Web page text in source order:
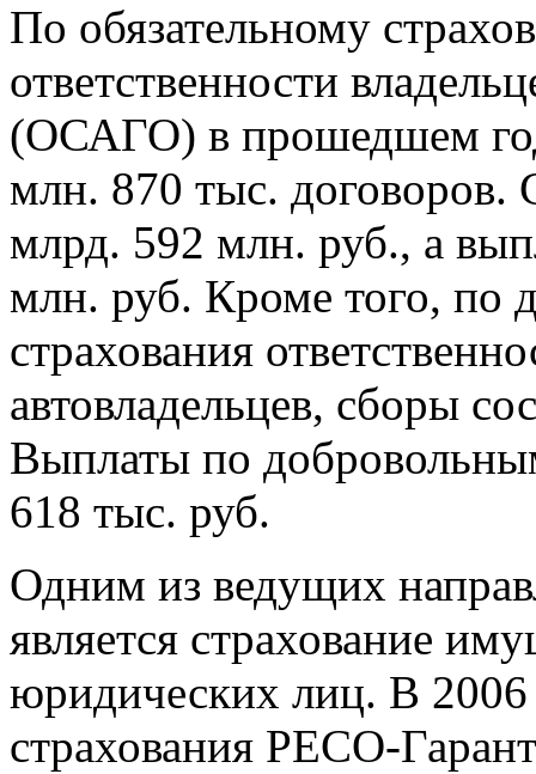
По обязательному
ответственности
(ОСАГО) в прошедшем
млн. 870 тыс.
млрд. 592 млн. руб., а
млн. руб. Кроме того, по
страхования
автовладельцев, сборы
Выплаты по
618 тыс. руб.
Одним из ведущих
является страхование
юридических лиц. В 2006
страхования РЕСО-